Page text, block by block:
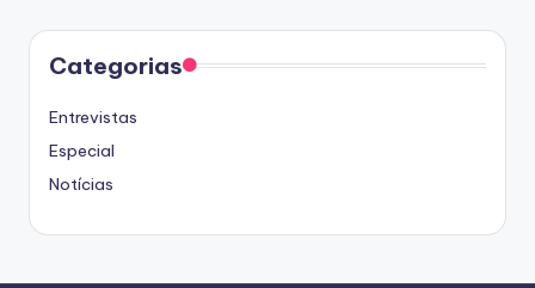
Categorias
Entrevistas
Especial
Notícias